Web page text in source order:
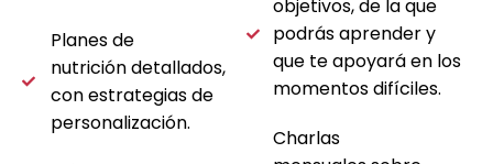
Planes de
nutrición detallados,
con estrategias de
personalización.
objetivos, de la que
podrás aprender y
que te apoyará en los
momentos difíciles.
Charlas